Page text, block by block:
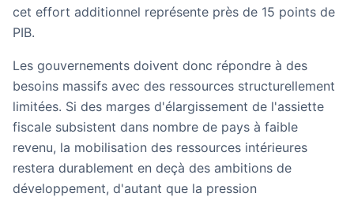
cet effort additionnel représente près de 15 points de
PIB.
Les gouvernements doivent donc répondre à des
besoins massifs avec des ressources structurellement
limitées. Si des marges d'élargissement de l'assiette
fiscale subsistent dans nombre de pays à faible
revenu, la mobilisation des ressources intérieures
restera durablement en deçà des ambitions de
développement, d'autant que la pression